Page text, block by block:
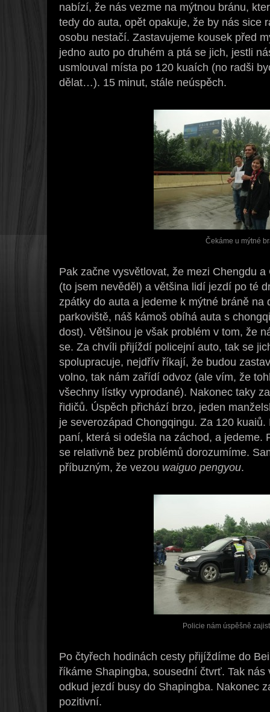
nabízí, že nás vezme na mýtnou bránu,
tedy do auta, opět opakuje, že by nás sice
osobu nestačí. Zastavujeme kousek před
jedno auto po druhém a ptá se jich, jestli
usmlouval místa po 120 kuaích (no radši
dělat…). 15 minut, stále neúspěch.
Čekáme u mýtné
Pak začne vysvětlovat, že mezi Chengdu
(to jsem nevěděl) a většina lidí jezdí po té
zpátky do auta a jedeme k mýtné bráně na
parkoviště, náš kámoš obíhá auta s
dost). Většinou je však problém v tom, že
se. Za chvíli přijíždí policejní auto, tak se
spolupracuje, nejdřív říkají, že budou
volno, tak nám zařídí odvoz (ale vím, že
všechny lístky vyprodané). Nakonec taky
řidičů. Úspěch přichází brzo, jeden
je severozápad Chongqingu. Za 120
paní, která si odešla na záchod, a jedeme.
se relativně bez problémů dorozumíme.
příbuzným, že vezou waiguo pengyou.
Policie nám úspěšně
Po čtyřech hodinách cesty přijíždíme do
říkáme Shapingba, sousední čtvrť. Tak
odkud jezdí busy do Shapingba. Nakonec
pozitivní.